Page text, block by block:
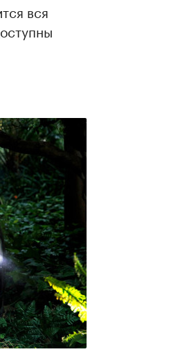
вся